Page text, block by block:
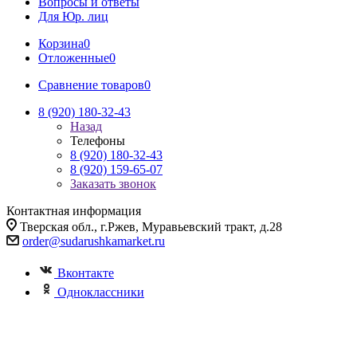
Для Юр. лиц
Корзина0
Отложенные0
Сравнение товаров0
8 (920) 180-32-43
Назад
Телефоны
8 (920) 180-32-43
8 (920) 159-65-07
Заказать звонок
Контактная информация
Тверская обл., г.Ржев, Муравьевский тракт, д.28
order@sudarushkamarket.ru
Вконтакте
Одноклассники